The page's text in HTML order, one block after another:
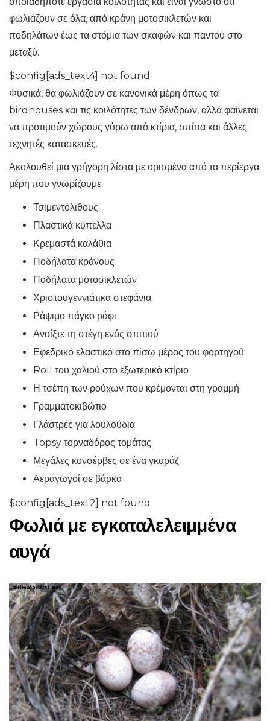
φωλιάζουν σε όλα, από κράνη μοτοσικλετών και
ποδηλάτων έως τα στόμια των σκαφών και παντού στο
μεταξύ.
$config[ads_text4] not found
Φυσικά, θα φωλιάζουν σε κανονικά μέρη όπως τα
birdhouses και τις κοιλότητες των δένδρων, αλλά φαίνεται
να προτιμούν χώρους γύρω από κτίρια, σπίτια και άλλες
τεχνητές κατασκευές.
Ακολουθεί μια γρήγορη λίστα με ορισμένα από τα περίεργα
μέρη που γνωρίζουμε:
Τσιμεντόλιθους
Πλαστικά κύπελλα
Κρεμαστά καλάθια
Ποδήλατα κράνους
Ποδήλατα μοτοσικλετών
Χριστουγεννιάτικα στεφάνια
Ράψιμο πάγκο ράφι
Ανοίξτε τη στέγη ενός σπιτιού
Εφεδρικό ελαστικό στο πίσω μέρος του φορτηγού
Roll του χαλιού στο εξωτερικό κτίριο
Η τσέπη των ρούχων που κρέμονται στη γραμμή
Γραμματοκιβώτιο
Γλάστρες για λουλούδια
Topsy τορναδόρος τομάτας
Μεγάλες κονσέρβες σε ένα γκαράζ
Αεραγωγοί σε βάρκα
$config[ads_text2] not found
Φωλιά με εγκαταλελειμμένα
αυγά